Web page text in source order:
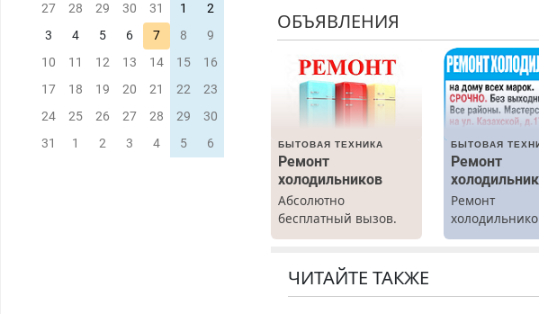
ОБЪЯВЛЕНИЯ
БЫТОВАЯ ТЕХНИКА
Ремонт
холодильников
Абсолютно
бесплатный вызов.
Ремонт
марок на дому, с
гарантией. Все р-ны.
БЫТОВАЯ
Ремонт
Ремонт
марок на
ЧИТАЙТЕ ТАКЖЕ
27
28 29 30 31 1
2
3
4 5 6 7 8
9
10
11 12 13 14 15
16
17
18 19 20 21 22
23
24
25 26 27 28 29
30
31
1 2 3 4 5 6